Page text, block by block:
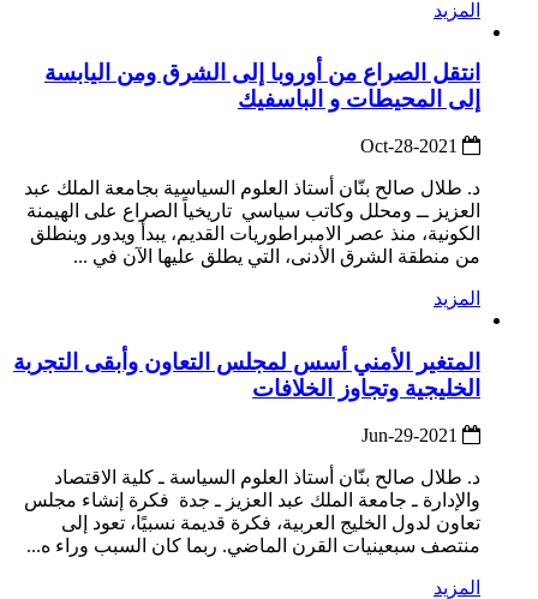
المزيد
انتقل الصراع من أوروبا إلى الشرق ومن اليابسة
إلى المحيطات و الباسفيك
د. طلال صالح بنّان أستاذ العلوم السياسية بجامعة الملك عبد
العزيز ــ ومحلل وكاتب سياسي تاريخياً الصراع على الهيمنة
الكونية، منذ عصر الامبراطوريات القديم، يبدأ ويدور وينطلق
من منطقة الشرق الأدنى، التي يطلق عليها الآن في ...
المزيد
المتغير الأمني أسس لمجلس التعاون وأبقى التجربة
الخليجية وتجاوز الخلافات
د. طلال صالح بنّان أستاذ العلوم السياسة ـ كلية الاقتصاد
والإدارة ـ جامعة الملك عبد العزيز ـ جدة فكرة إنشاء مجلس
تعاون لدول الخليج العربية، فكرة قديمة نسبيًا، تعود إلى
منتصف سبعينيات القرن الماضي. ربما كان السبب وراء ه...
المزيد